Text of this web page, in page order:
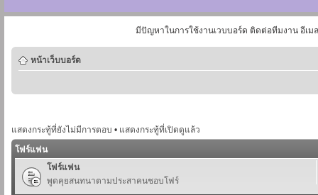
มีปัญหาในการใช้งานเวบบอร์ด ติดต่อทีมงาน อีเม
หน้าเว็บบอร์ด
แสดงกระทู้ที่ยังไม่มีการตอบ • แสดงกระทู้ที่เปิดดูแล้ว
โฟร์แฟน
โฟร์แฟน
พูดคุยสนทนาตามประสาคนชอบโฟร์